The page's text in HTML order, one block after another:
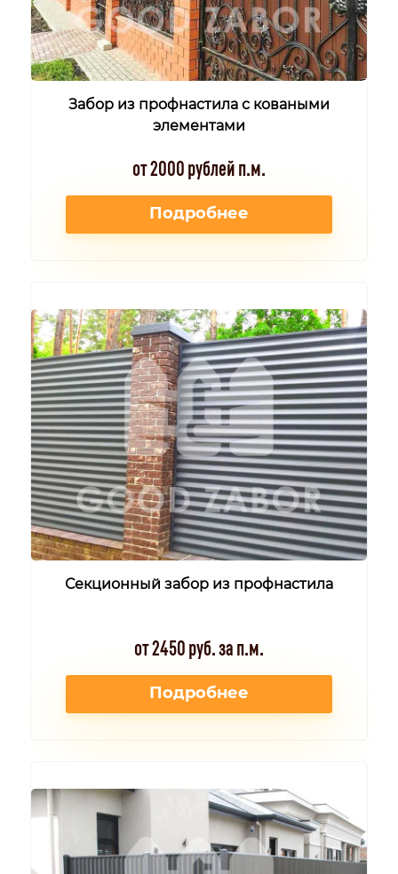
Забор из профнастила с коваными
элементами
от 2000 рублей п.м.
Подробнее
Секционный забор из профнастила
от 2450 руб. за п.м.
Подробнее